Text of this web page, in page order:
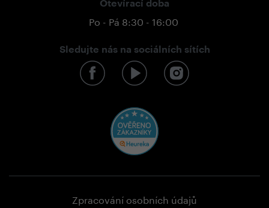
Otevírací doba
Po - Pá 8:30 - 16:00
Sledujte nás na sociálních sítích
Zpracování osobních údajů